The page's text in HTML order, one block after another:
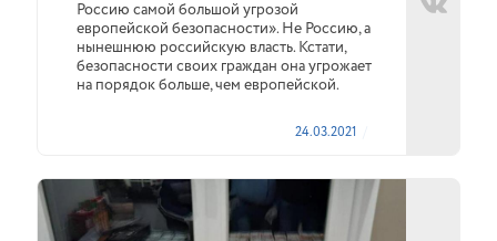
Россию самой большой угрозой
европейской безопасности». Не Россию, а
нынешнюю российскую власть. Кстати,
безопасности своих граждан она угрожает
на порядок больше, чем европейской.
24.03.2021